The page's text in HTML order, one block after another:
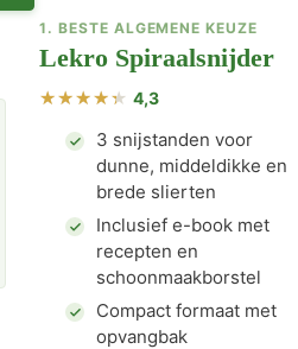
1. BESTE ALGEMENE KEUZE
Lekro Spiraalsnijder
4,3
3 snijstanden voor
dunne, middeldikke en
brede slierten
Inclusief e-book met
recepten en
schoonmaakborstel
Compact formaat met
opvangbak